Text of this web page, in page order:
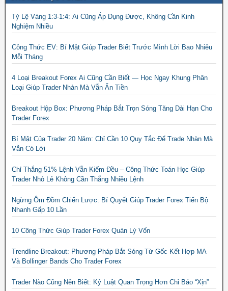
Tỷ Lệ Vàng 1:3-1:4: Ai Cũng Áp Dụng Được, Không Cần Kinh
Nghiệm Nhiều
Công Thức EV: Bí Mật Giúp Trader Biết Trước Mình Lời Bao Nhiêu
Mỗi Tháng
4 Loại Breakout Forex Ai Cũng Cần Biết — Học Ngay Khung Phân
Loại Giúp Trader Nhàn Mà Vẫn Ăn Tiền
Breakout Hộp Box: Phương Pháp Bắt Trọn Sóng Tăng Dài Hạn Cho
Trader Forex
Bí Mật Của Trader 20 Năm: Chỉ Cần 10 Quy Tắc Để Trade Nhàn Mà
Vẫn Có Lời
Chỉ Thắng 51% Lệnh Vẫn Kiếm Đều – Công Thức Toán Học Giúp
Trader Nhỏ Lẻ Không Cần Thắng Nhiều Lệnh
Ngừng Ôm Đồm Chiến Lược: Bí Quyết Giúp Trader Forex Tiến Bộ
Nhanh Gấp 10 Lần
10 Công Thức Giúp Trader Forex Quản Lý Vốn
Trendline Breakout: Phương Pháp Bắt Sóng Từ Gốc Kết Hợp MA
Và Bollinger Bands Cho Trader Forex
Trader Nào Cũng Nên Biết: Kỷ Luật Quan Trọng Hơn Chỉ Báo “Xịn”